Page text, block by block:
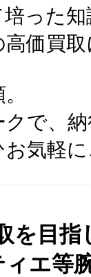
った
価買
で、
気軽
を目
エ等